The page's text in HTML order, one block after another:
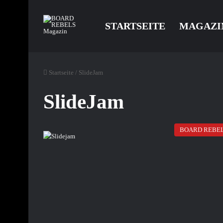
STARTSEITE
Startseite / SlideJam
SlideJam
BOARD